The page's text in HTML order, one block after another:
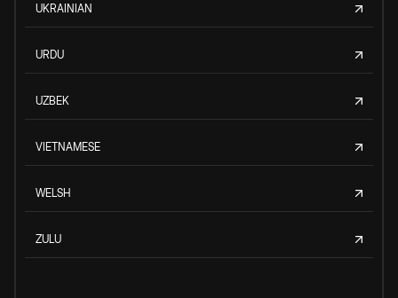
UKRAINIAN
URDU
UZBEK
VIETNAMESE
WELSH
ZULU